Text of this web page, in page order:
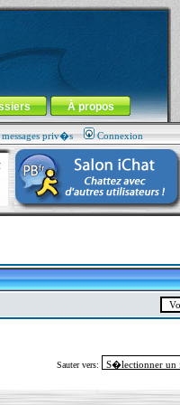
À propos
priv�s Connexion
Sauter vers: